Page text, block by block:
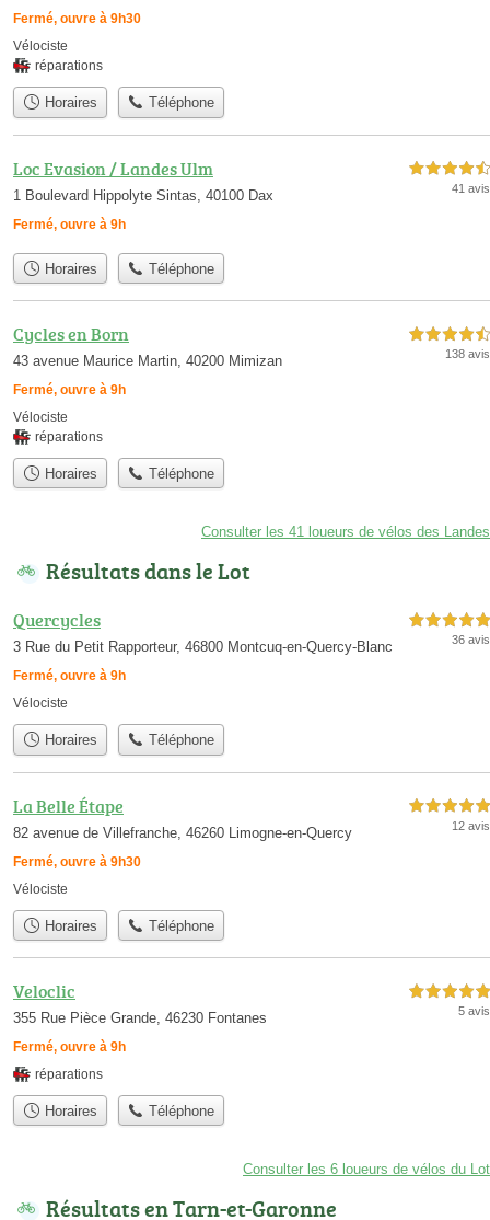
Fermé, ouvre à 9h30
Vélociste
réparations
Horaires Téléphone
Loc Evasion / Landes Ulm
1 Boulevard Hippolyte Sintas, 40100 Dax
Fermé, ouvre à 9h
4,5 étoiles sur 5
41 avis
Horaires Téléphone
Cycles en Born
43 avenue Maurice Martin, 40200 Mimizan
Fermé, ouvre à 9h
4,5 étoiles sur 5
138 avis
Vélociste
réparations
Horaires Téléphone
Consulter les 41 loueurs de vélos des Landes
Résultats dans le Lot
Quercycles
3 Rue du Petit Rapporteur, 46800 Montcuq-en-Quercy-Blanc
Fermé, ouvre à 9h
5,0 étoiles sur 5
36 avis
Vélociste
Horaires Téléphone
La Belle Étape
82 avenue de Villefranche, 46260 Limogne-en-Quercy
Fermé, ouvre à 9h30
5,0 étoiles sur 5
12 avis
Vélociste
Horaires Téléphone
Veloclic
355 Rue Pièce Grande, 46230 Fontanes
Fermé, ouvre à 9h
5,0 étoiles sur 5
5 avis
réparations
Horaires Téléphone
Consulter les 6 loueurs de vélos du Lot
Résultats en Tarn-et-Garonne